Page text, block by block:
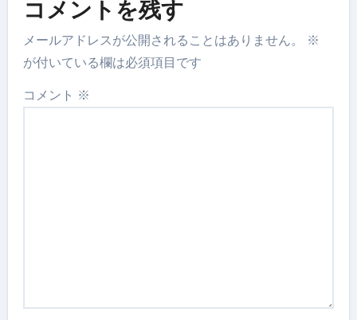
コメントを残す
メールアドレスが公開されることはありません。
※
が付いている欄は必須項目です
コメント ※